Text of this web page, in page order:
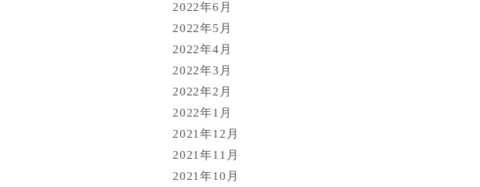
2022年6月
2022年5月
2022年4月
2022年3月
2022年2月
2022年1月
2021年12月
2021年11月
2021年10月